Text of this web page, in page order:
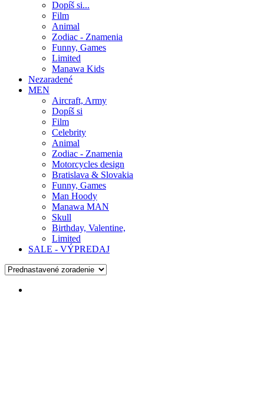
Dopíš si...
Film
Animal
Zodiac - Znamenia
Funny, Games
Limited
Manawa Kids
Nezaradené
MEN
Aircraft, Army
Dopíš si
Film
Celebrity
Animal
Zodiac - Znamenia
Motorcycles design
Bratislava & Slovakia
Funny, Games
Man Hoody
Manawa MAN
Skull
Birthday, Valentine,
Limited
SALE - VÝPREDAJ